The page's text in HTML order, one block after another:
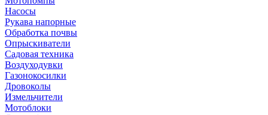
Насосы
Рукава напорные
Обработка почвы
Опрыскиватели
Садовая техника
Воздуходувки
Газонокосилки
Дровоколы
Измельчители
Мотоблоки